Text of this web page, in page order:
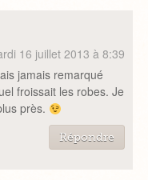
16 juillet 2013 à 8:39
jamais remarqué
froissait les robes. Je
près.
Répondre